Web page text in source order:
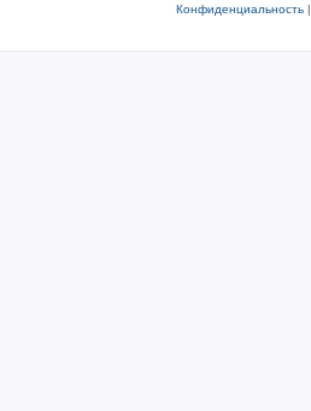
Конфиденциальность|